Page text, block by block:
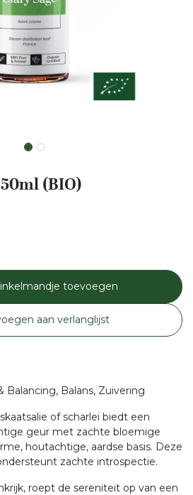
(BIO)
toevoegen
aan verlanglijst
Balancing, Balans, Zuivering
of scharlei biedt een
geur met zachte bloemige
houtachtige, aardse basis. Deze
zachte introspectie.
roept de sereniteit op van een